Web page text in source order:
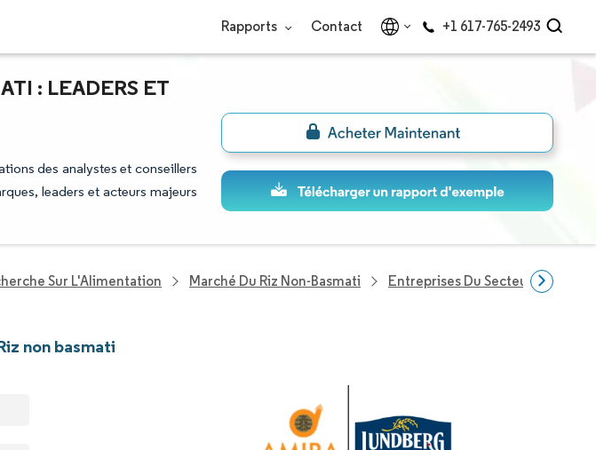
Rapports Contact +1 617-765-2493
: LEADERS ET
des analystes et conseillers
leaders et acteurs majeurs
Sur L'Alimentation Marché Du Riz Non-Basmati Entreprises Du Secteur Riz Non
non basmati